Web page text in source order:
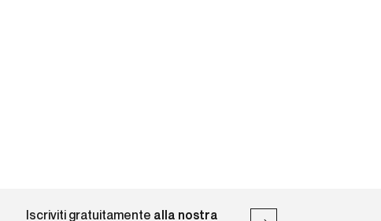
Iscriviti gratuitamente alla nostra